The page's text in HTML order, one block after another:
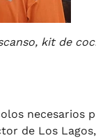
kit de
necesarios
de Los